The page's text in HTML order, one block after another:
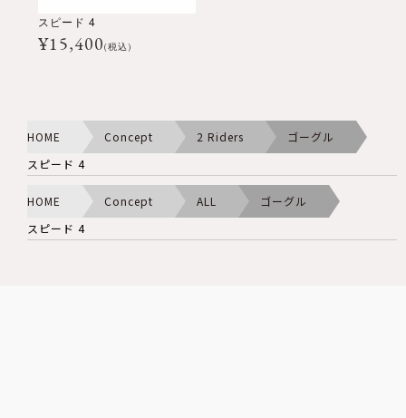
スピード 4
¥15,400(税込)
HOME Concept 2 Riders
ゴーグル
スピード 4
HOME Concept ALL
ゴーグル
スピード 4